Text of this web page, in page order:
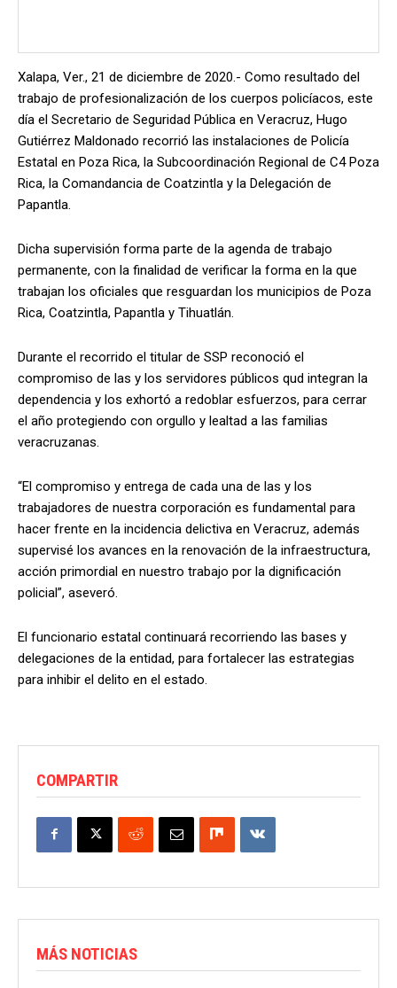
Xalapa, Ver., 21 de diciembre de 2020.- Como resultado del
trabajo de profesionalización de los cuerpos policíacos, este
día el Secretario de Seguridad Pública en Veracruz, Hugo
Gutiérrez Maldonado recorrió las instalaciones de Policía
Estatal en Poza Rica, la Subcoordinación Regional de C4 Poza
Rica, la Comandancia de Coatzintla y la Delegación de
Papantla.
Dicha supervisión forma parte de la agenda de trabajo
permanente, con la finalidad de verificar la forma en la que
trabajan los oficiales que resguardan los municipios de Poza
Rica, Coatzintla, Papantla y Tihuatlán.
Durante el recorrido el titular de SSP reconoció el
compromiso de las y los servidores públicos qud integran la
dependencia y los exhortó a redoblar esfuerzos, para cerrar
el año protegiendo con orgullo y lealtad a las familias
veracruzanas.
“El compromiso y entrega de cada una de las y los
trabajadores de nuestra corporación es fundamental para
hacer frente en la incidencia delictiva en Veracruz, además
supervisé los avances en la renovación de la infraestructura,
acción primordial en nuestro trabajo por la dignificación
policial”, aseveró.
El funcionario estatal continuará recorriendo las bases y
delegaciones de la entidad, para fortalecer las estrategias
para inhibir el delito en el estado.
COMPARTIR
MÁS NOTICIAS